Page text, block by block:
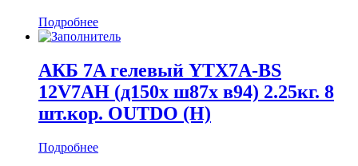
Подробнее
АКБ 7A гелевый YTX7A-BS
12V7AH (д150х ш87х в94) 2.25кг. 8
шт.кор. OUTDO (Н)
Подробнее